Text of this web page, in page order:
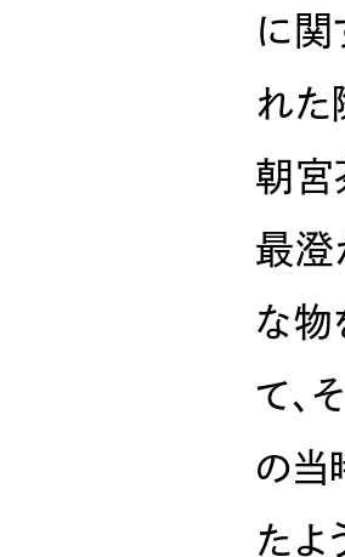
に関
れた
朝宮
最澄
な物
て、
の当
たよ